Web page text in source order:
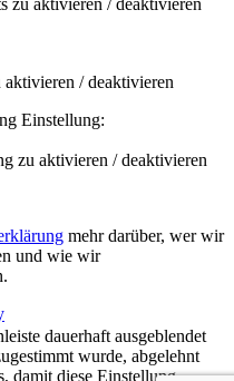
zu aktivieren / deaktivieren
/ deaktivieren
Einstellung:
zu aktivieren / deaktivieren
mehr darüber, wer wir
und wie wir
dauerhaft ausgeblendet
wurde, abgelehnt
damit diese Einstellung